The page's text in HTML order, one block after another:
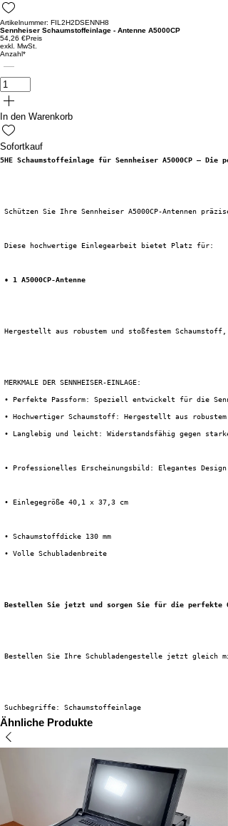
Artikelnummer: FIL2H2DSENNH8
Sennheiser Schaumstoffeinlage - Antenne A5000CP
54,26 €Preis
exkl. MwSt.
Anzahl*
In den Warenkorb
Sofortkauf
5HE Schaumstoffeinlage für Sennheiser A5000CP – Die
Schützen Sie Ihre Sennheiser A5000CP-Antennen
Diese hochwertige Einlegearbeit bietet Platz für:
• 1 A5000CP-Antenne
Hergestellt aus robustem und stoßfestem
MERKMALE DER SENNHEISER-EINLAGE:
• Perfekte Passform: Speziell entwickelt für die
• Hochwertiger Schaumstoff: Hergestellt aus robustem,
• Langlebig und leicht: Widerstandsfähig gegen
• Professionelles Erscheinungsbild: Elegantes
• Einlegegröße 40,1 x 37,3 cm
• Schaumstoffdicke 130 mm
• Volle Schubladenbreite
Bestellen Sie jetzt und sorgen Sie für die perfekte
Bestellen Sie Ihre Schubladengestelle jetzt gleich
Suchbegriffe: Schaumstoffeinlage
Ähnliche Produkte